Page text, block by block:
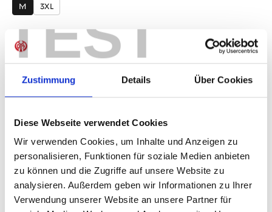
TEST
Zustimmung Details Über Cookies
Diese Webseite verwendet Cookies
Wir verwenden Cookies, um Inhalte und Anzeigen zu
personalisieren, Funktionen für soziale Medien anbieten
zu können und die Zugriffe auf unsere Website zu
analysieren. Außerdem geben wir Informationen zu Ihrer
Verwendung unserer Website an unsere Partner für
M 3XL
Produkt Anzahl: Gib den gewünschten
Anzahl
Sofort verfügbar, Lieferzeit: 1-3 Tage
IN DEN WARENKORB
Produktdetails